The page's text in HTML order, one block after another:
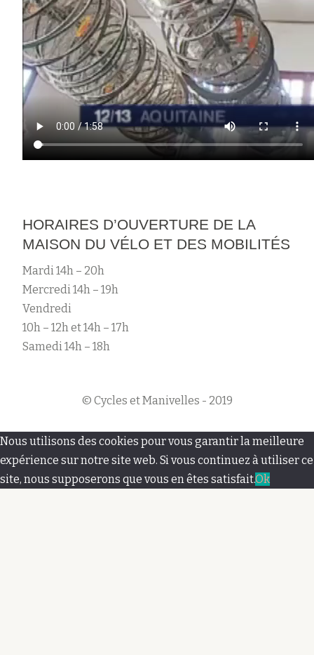
HORAIRES D’OUVERTURE DE LA
MAISON DU VÉLO ET DES MOBILITÉS
Mardi 14h – 20h
Mercredi 14h – 19h
Vendredi
10h – 12h et 14h – 17h
Samedi 14h – 18h
© Cycles et Manivelles - 2019
M
e
n
Nous utilisons des cookies pour vous garantir la meilleure
expérience sur notre site web. Si vous continuez à utiliser ce
site, nous supposerons que vous en êtes satisfait.Ok